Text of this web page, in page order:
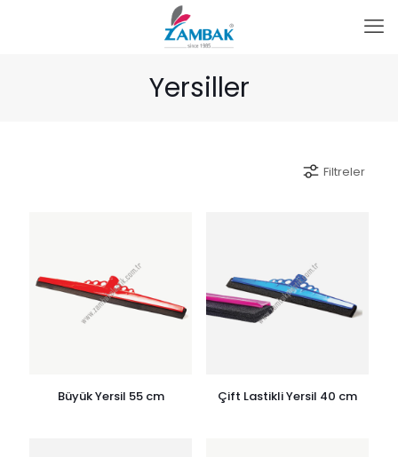
Yersiller
Filtreler
Büyük Yersil 55 cm Çift Lastikli Yersil 40 cm